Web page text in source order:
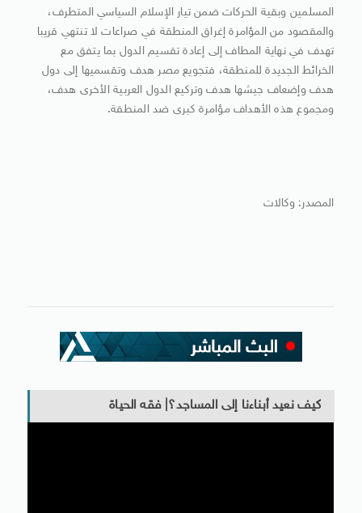
المسلمين وبقية الحركات ضمن تيار الإسلام السياسي المتطرف،
والمقصود من المؤامرة إغراق المنطقة في صراعات لا تنتهي قريبا
تهدف في نهاية المطاف إلى إعادة تقسيم الدول بما يتفق مع
الخرائط الجديدة للمنطقة، فتجويع مصر هدف وتقسميها إلى دول
هدف وإضعاف جيشها هدف وتركيع الدول العربية الأخرى هدف،
ومجموع هذه الأهداف مؤامرة كبرى ضد المنطقة.
المصدر: وكالات
كيف نعيد أبناءنا إلى المساجد؟| فقه الحياة